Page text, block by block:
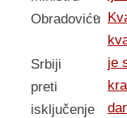
Obradoviću
Srbiji
preti
isključenje
je